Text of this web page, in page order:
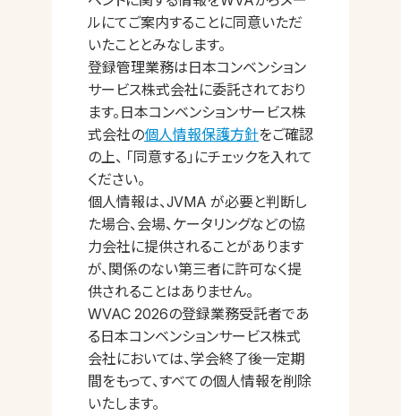
ルにてご案内することに同意いただ
いたこととみなします。
登録管理業務は日本コンベンション
サービス株式会社に委託されており
ます。日本コンベンションサービス株
式会社の個人情報保護方針をご確認
の上、 「同意する」にチェックを入れて
ください。
個人情報は、JVMA が必要と判断し
た場合、会場、ケータリングなどの協
力会社に提供されることがあります
が、関係のない第三者に許可なく提
供されることはありません。
WVAC 2026の登録業務受託者であ
る日本コンベンションサービス株式
会社においては、学会終了後一定期
間をもって、すべての個人情報を削除
いたします。